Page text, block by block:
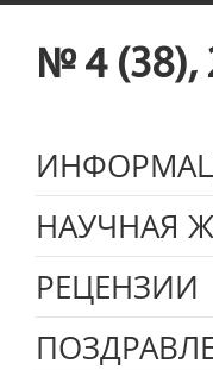
№ 4 (38),
НАУЧНАЯ
РЕЦЕНЗИИ